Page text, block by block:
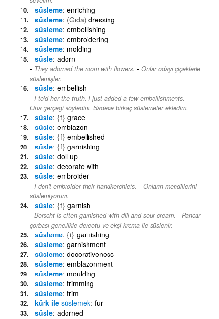
süsleme enriching
süsleme (Gıda) dressing
süsleme embellishing
süsleme embroidering
süsleme molding
süsle adorn
They adorned the room with flowers. - Onlar odayı çiçeklerle
süslemişler.
süsle embellish
I told her the truth. I just added a few embellishments. -
Ona gerçeği söyledim. Sadece birkaç süslemeler ekledim.
süsle {f} grace
süsle emblazon
süsle {f} embellished
süsle {f} garnishing
süsle doll up
süsle decorate with
süsle embroider
I don't embroider their handkerchiefs. - Onların mendillerini
süslemiyorum.
süsle {f} garnish
Borscht is often garnished with dill and sour cream. - Pancar
çorbası genellikle dereotu ve ekşi krema ile süslenir.
süsleme {i} garnishing
süsleme garnishment
süsleme decorativeness
süsleme emblazonment
süsleme moulding
süsleme trimming
süsleme trim
kürk ile süslemek fur
süsle adorned